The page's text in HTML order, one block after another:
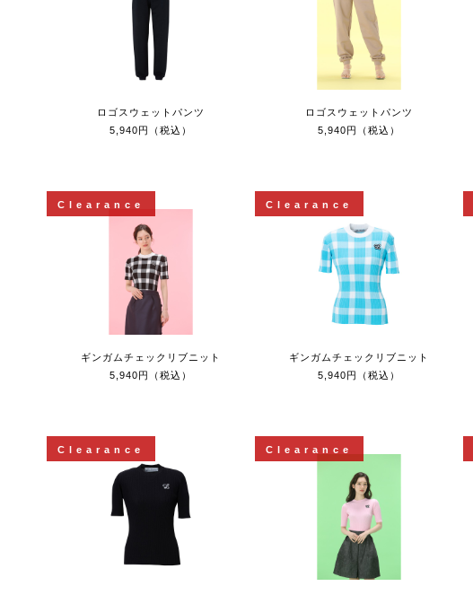
ロゴスウェットパンツ
5,940円（税込）
ロゴスウェットパンツ
5,940円（税込）
Clearance
ギンガムチェックリブニット
5,940円（税込）
Clearance
ギンガムチェックリブニット
5,940円（税込）
Clearance Clearance